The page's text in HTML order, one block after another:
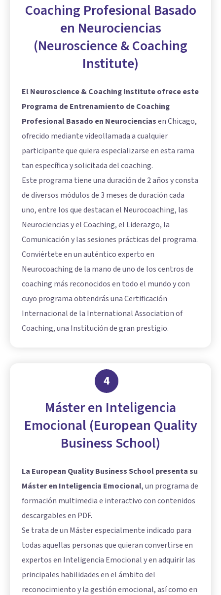
Coaching Profesional Basado
en Neurociencias
(Neuroscience & Coaching
Institute)
El Neuroscience & Coaching Institute ofrece este
Programa de Entrenamiento de Coaching
Profesional Basado en Neurocienciasen Chicago,
ofrecido mediante videollamada a cualquier
participante que quiera especializarse en esta rama
tan específica y solicitada del coaching.
Este programa tiene una duración de 2 años y consta
de diversos módulos de 3 meses de duración cada
uno, entre los que destacan el Neurocoaching, las
Neurociencias y el Coaching, el Liderazgo, la
Comunicación y las sesiones prácticas del programa.
Conviértete en un auténtico experto en
Neurocoaching de la mano de uno de los centros de
coaching más reconocidos en todo el mundo y con
cuyo programa obtendrás una Certificación
Internacional de la International Association of
Coaching, una Institución de gran prestigio.
4
Máster en Inteligencia
Emocional (European Quality
Business School)
La European Quality Business School presenta su
Máster en Inteligencia Emocional, un programa de
formación multimedia e interactivo con contenidos
descargables en PDF.
Se trata de un Máster especialmente indicado para
todas aquellas personas que quieran convertirse en
expertos en Inteligencia Emocional y en adquirir las
principales habilidades en el ámbito del
reconocimiento y la gestión emocional, así como en